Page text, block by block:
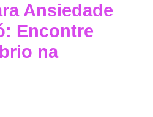
Ansiedade
Encontre
na